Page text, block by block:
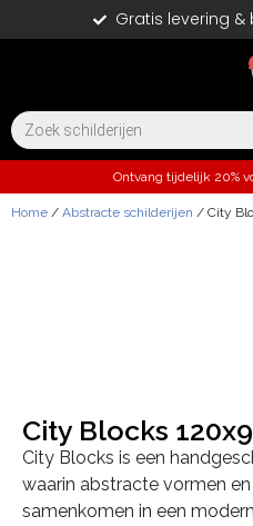
Gratis levering
Ontvang tijdelijk 20%
Home / Abstracte schilderijen / City
City Blocks
City Blocks is een
waarin abstracte vormen
samenkomen in een